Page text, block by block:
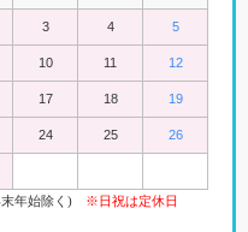
3 4 5
10 11 12
17 18 19
24 25 26
末年始除く) ※日祝は定休日